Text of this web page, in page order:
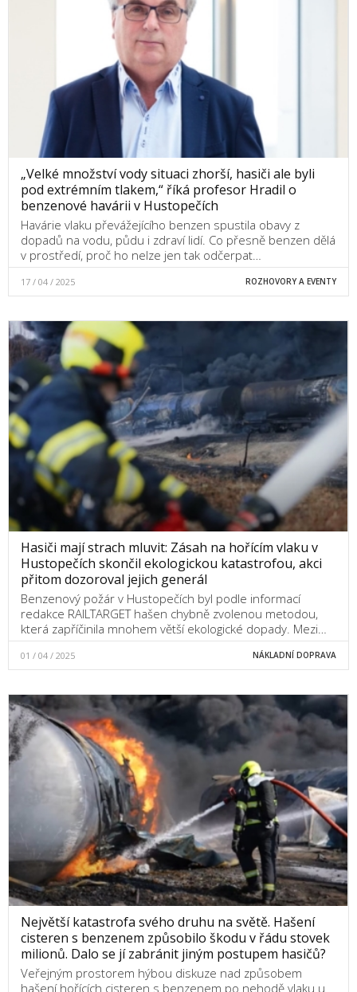
„Velké množství vody situaci zhorší, hasiči ale byli
pod extrémním tlakem,“ říká profesor Hradil o
benzenové havárii v Hustopečích
Havárie vlaku převážejícího benzen spustila obavy z
dopadů na vodu, půdu i zdraví lidí. Co přesně benzen dělá
v prostředí, proč ho nelze jen tak odčerpat…
17 / 04 / 2025 ROZHOVORY A EVENTY
Hasiči mají strach mluvit: Zásah na hořícím vlaku v
Hustopečích skončil ekologickou katastrofou, akci
přitom dozoroval jejich generál
Benzenový požár v Hustopečích byl podle informací
redakce RAILTARGET hašen chybně zvolenou metodou,
která zapříčinila mnohem větší ekologické dopady. Mezi…
01 / 04 / 2025 NÁKLADNÍ DOPRAVA
Největší katastrofa svého druhu na světě. Hašení
cisteren s benzenem způsobilo škodu v řádu stovek
milionů. Dalo se jí zabránit jiným postupem hasičů?
Veřejným prostorem hýbou diskuze nad způsobem
hašení hořících cisteren s benzenem po nehodě vlaku u